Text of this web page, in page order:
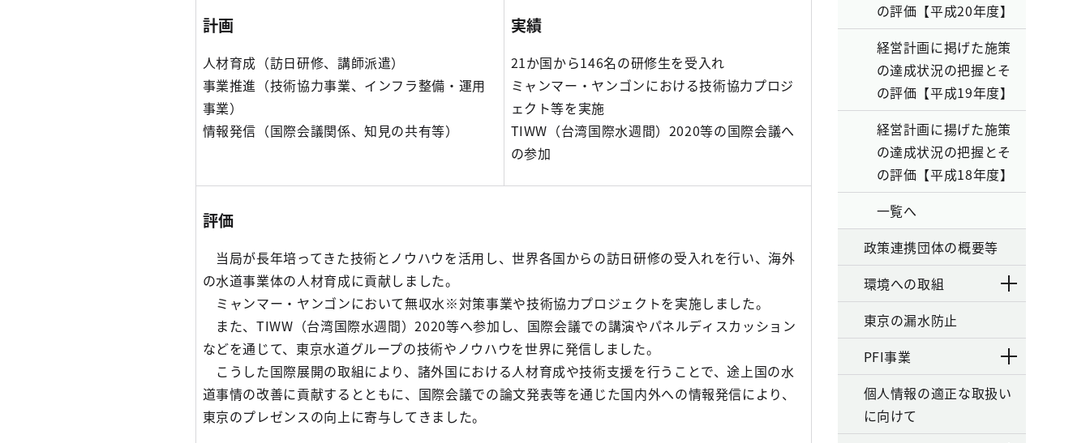
計画
人材育成（訪日研修、講師派遣）
事業推進（技術協力事業、インフラ整備・運用
事業）
情報発信（国際会議関係、知見の共有等）
実績
21か国から146名の研修生を受入れ
ミャンマー・ヤンゴンにおける技術協力プロジ
ェクト等を実施
TIWW（台湾国際水週間）2020等の国際会議へ
の参加
評価
当局が長年培ってきた技術とノウハウを活用し、世界各国からの訪日研修の受入れを行い、海外
の水道事業体の人材育成に貢献しました。
ミャンマー・ヤンゴンにおいて無収水※対策事業や技術協力プロジェクトを実施しました。
また、TIWW（台湾国際水週間）2020等へ参加し、国際会議での講演やパネルディスカッション
などを通じて、東京水道グループの技術やノウハウを世界に発信しました。
こうした国際展開の取組により、諸外国における人材育成や技術支援を行うことで、途上国の水
道事情の改善に貢献するとともに、国際会議での論文発表等を通じた国内外への情報発信により、
東京のプレゼンスの向上に寄与してきました。
の評価【平成20年度】
経営計画に掲げた施策
の達成状況の把握とそ
の評価【平成19年度】
経営計画に揚げた施策
の達成状況の把握とそ
の評価【平成18年度】
一覧へ
政策連携団体の概要等
環境への取組
東京の漏水防止
PFI事業
個人情報の適正な取扱い
に向けて